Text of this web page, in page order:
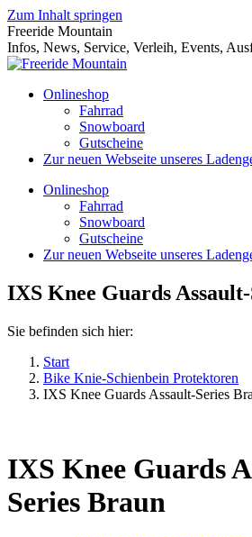
Zum Inhalt springen
Freeride Mountain
Infos, News, Service, Verleih, Events,
Onlineshop
Fahrrad
Snowboard
Gutscheine
Zur neuen Webseite unseres
Onlineshop
Fahrrad
Snowboard
Gutscheine
Zur neuen Webseite unseres
IXS Knee Guards
Sie befinden sich hier:
Start
Bike Knie-Schienbein Protektoren
IXS Knee Guards Assault-Series
IXS Knee Guards
Series Braun